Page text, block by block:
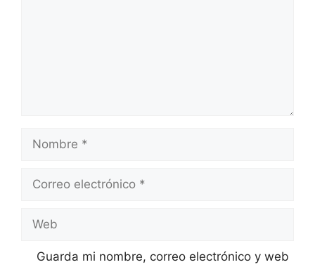
electrónico
Guarda mi nombre, correo electrónico y web